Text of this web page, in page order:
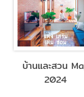
บ้านและสวน
2024